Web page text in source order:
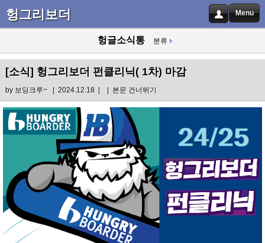
헝그리보더 Menu
헝글소식통 분류
[소식] 헝그리보더 펀클리닉( 1차) 마감
by 보딩크루~| 2024.12.18 | | 본문 건너뛰기